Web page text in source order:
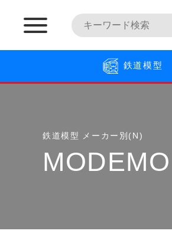
鉄道模型
鉄道模型 メーカー別(N)
MODEMO